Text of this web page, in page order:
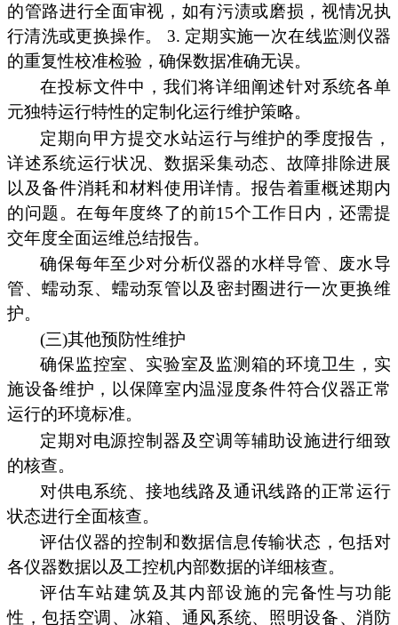
的管路进行全面审视，如有污渍或磨损，视情况执
行清洗或更换操作。 3. 定期实施一次在线监测仪器
的重复性校准检验，确保数据准确无误。
在投标文件中，我们将详细阐述针对系统各单
元独特运行特性的定制化运行维护策略。
定期向甲方提交水站运行与维护的季度报告，
详述系统运行状况、数据采集动态、故障排除进展
以及备件消耗和材料使用详情。报告着重概述期内
的问题。在每年度终了的前15个工作日内，还需提
交年度全面运维总结报告。
确保每年至少对分析仪器的水样导管、废水导
管、蠕动泵、蠕动泵管以及密封圈进行一次更换维
护。
(三)其他预防性维护
确保监控室、实验室及监测箱的环境卫生，实
施设备维护，以保障室内温湿度条件符合仪器正常
运行的环境标准。
定期对电源控制器及空调等辅助设施进行细致
的核查。
对供电系统、接地线路及通讯线路的正常运行
状态进行全面核查。
评估仪器的控制和数据信息传输状态，包括对
各仪器数据以及工控机内部数据的详细核查。
评估车站建筑及其内部设施的完备性与功能
性，包括空调、冰箱、通风系统、照明设备、消防